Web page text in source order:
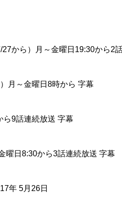
から）月～金曜日19:30から2
月～金曜日8時から 字幕
ら9話連続放送 字幕
曜日8:30から3話連続放送 字幕
年 5月26日